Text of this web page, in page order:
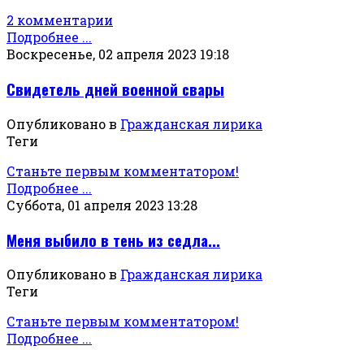
2 комментарии
Подробнее ...
Воскресенье, 02 апреля 2023 19:18
Свидетель дней военной свары
Опубликовано в Гражданская лирика
Теги
Станьте первым комментатором!
Подробнее ...
Суббота, 01 апреля 2023 13:28
Меня выбило в тень из седла...
Опубликовано в Гражданская лирика
Теги
Станьте первым комментатором!
Подробнее ...